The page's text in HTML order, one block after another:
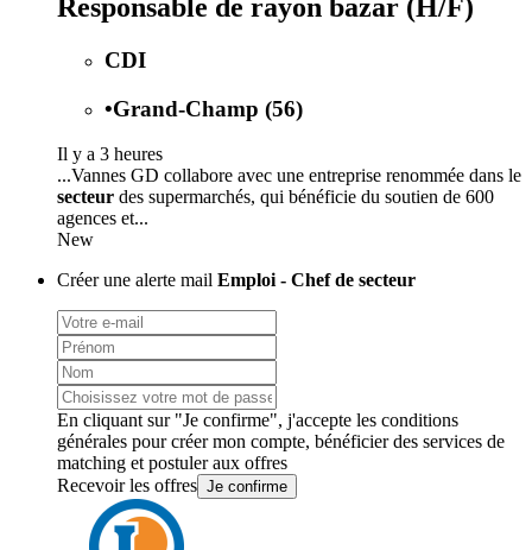
Responsable de rayon bazar (H/F)
CDI
•Grand-Champ (56)
Il y a 3 heures
...Vannes GD collabore avec une entreprise renommée dans le
secteur des supermarchés, qui bénéficie du soutien de 600
agences et...
New
Créer une alerte mail Emploi - Chef de secteur
En cliquant sur "Je confirme", j'accepte les conditions
générales pour créer mon compte, bénéficier des services de
matching et postuler aux offres
Recevoir les offres Je confirme